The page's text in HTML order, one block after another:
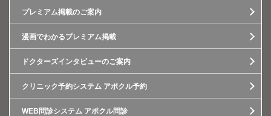
プレミアム掲載のご案内
漫画でわかるプレミアム掲載
ドクターズインタビューのご案内
クリニック予約システム アポクル予約
WEB問診システム アポクル問診